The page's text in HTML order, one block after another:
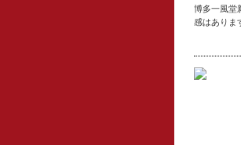
博多一風堂
感はありま